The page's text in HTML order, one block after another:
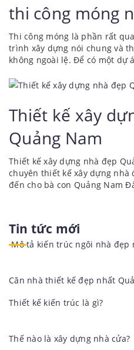
nghèo khổ. Tại các vùng
tuổi trung niên thường thiếu
thu mua phế liệu để làm kế
thi công móng
Thi công móng là phần rất
trình xây dựng nói chung và
không ngoài lệ. Để có một dự
gian thì yếu tố tiên quyết phải
xưởng mà FATCONS muốn
nhà xưởng tiền chế
cập nhật mới nhất. Thi công...
Thiết kế xây
Quảng Nam
Thiết kế xây dựng nhà đẹp
chuyên thiết kế xây dựng nhà
đến cho bà con Quảng Nam
nhà hay là home, nơi bạn lớn
và có tuổi thơ. Có thể gọi là
Tin tức mới
Mô tả kiến trúc ngôi nhà đẹp
Căn nhà thiết kế đẹp nhất
Thiết kế kiến trúc là gì?
Thế nào là xây dựng nhà cửa?